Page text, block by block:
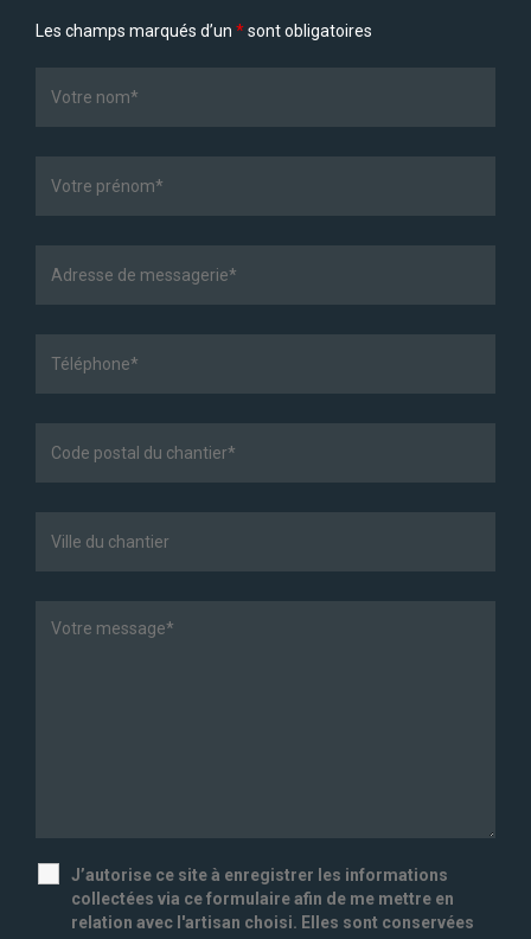
Les champs marqués d’un *sont obligatoires
J’autorise ce site à enregistrer les informations
collectées via ce formulaire afin de me mettre en
relation avec l'artisan choisi. Elles sont conservées